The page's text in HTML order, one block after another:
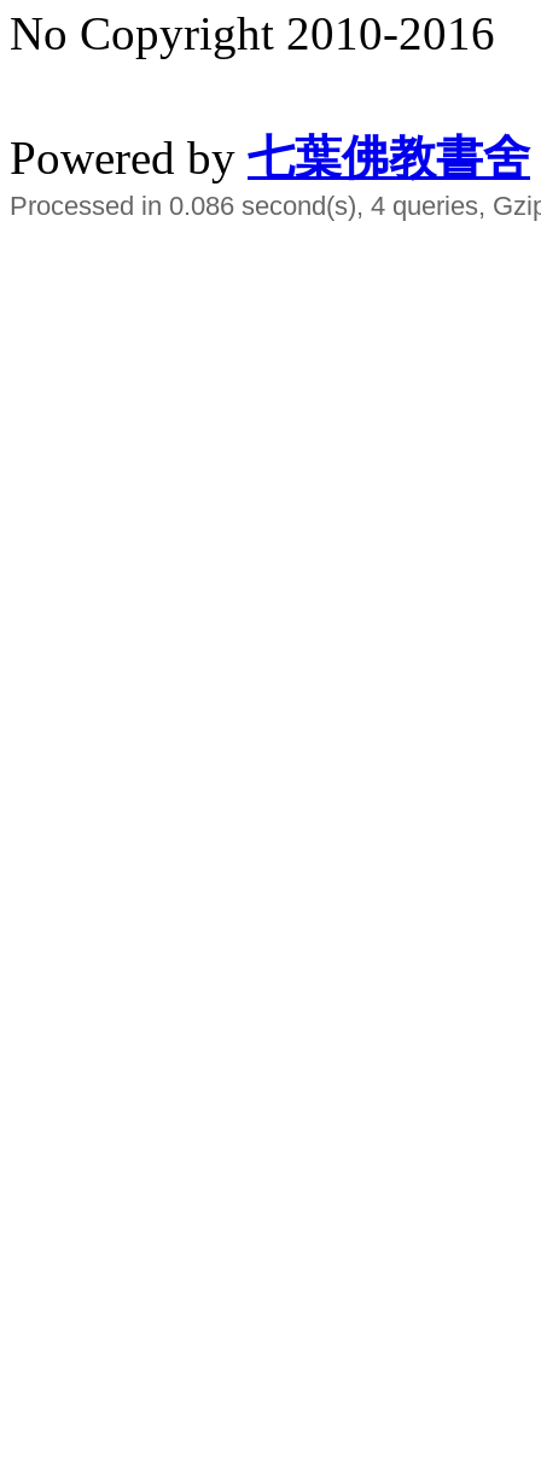
No Copyright 2010-2016
Powered by 七葉佛教書舍
Processed in 0.086 second(s), 4 queries,